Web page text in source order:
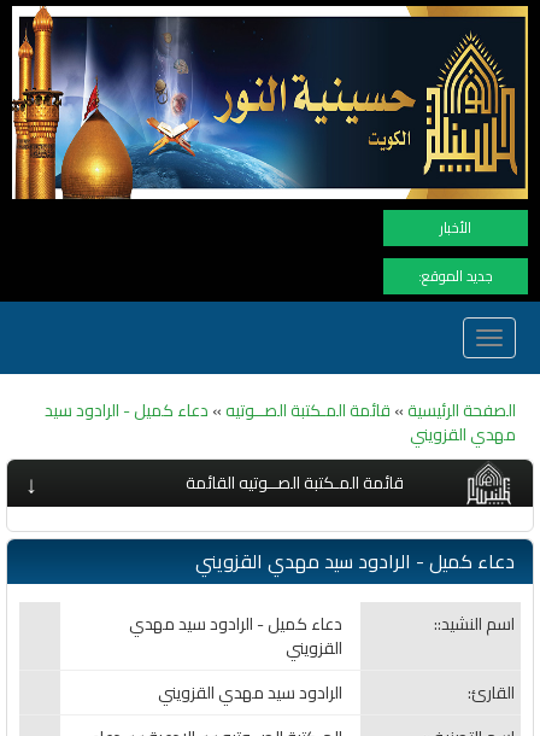
الأخبار
جديد الموقع:
Toggle
navigation
الصفحة الرئيسية»قائمة المـكتبة الصــوتيه»دعاء كميل - الرادود سيد
مهدي القزويني
↓ قائمة المـكتبة الصــوتيه القائمة
دعاء كميل - الرادود سيد مهدي القزويني
اسم النشيد:: دعاء كميل - الرادود سيد مهدي
القزويني
القارئ:
الرادود سيد مهدي القزويني